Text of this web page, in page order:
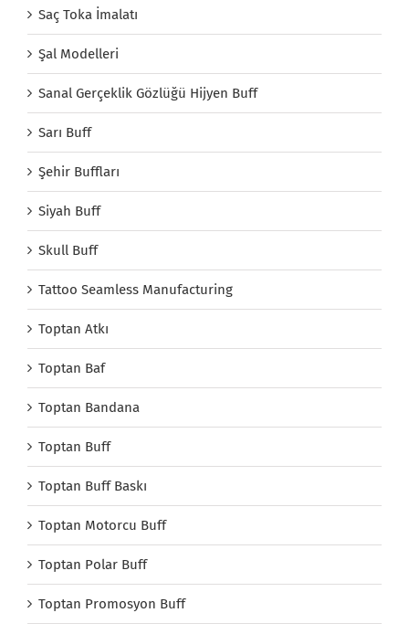
Saç Toka İmalatı
Şal Modelleri
Sanal Gerçeklik Gözlüğü Hijyen Buff
Sarı Buff
Şehir Buffları
Siyah Buff
Skull Buff
Tattoo Seamless Manufacturing
Toptan Atkı
Toptan Baf
Toptan Bandana
Toptan Buff
Toptan Buff Baskı
Toptan Motorcu Buff
Toptan Polar Buff
Toptan Promosyon Buff